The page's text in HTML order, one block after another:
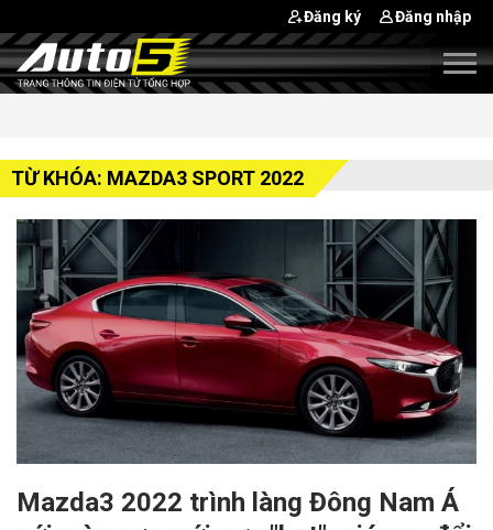
Đăng ký Đăng nhập
TỪ KHÓA: MAZDA3 SPORT 2022
Mazda3 2022 trình làng Đông Nam Á